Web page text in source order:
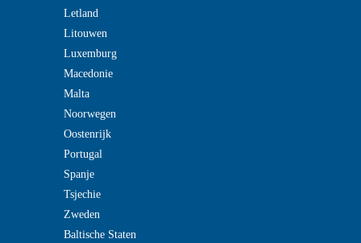
Letland
Litouwen
Luxemburg
Macedonie
Malta
Noorwegen
Oostenrijk
Portugal
Spanje
Tsjechie
Zweden
Baltische Staten